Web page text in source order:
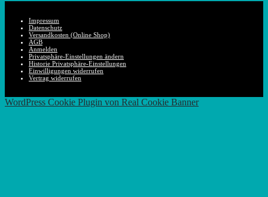
Impressum
Datenschutz
Versandkosten (Online Shop)
AGB
Anmelden
Privatsphäre-Einstellungen ändern
Historie Privatsphäre-Einstellungen
Einwilligungen widerrufen
Vertrag widerrufen
Nach
WordPress Cookie Plugin von Real Cookie Banner